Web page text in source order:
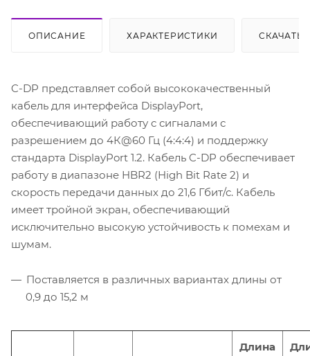
ОПИСАНИЕ ХАРАКТЕРИСТИКИ СКАЧАТЬ
C-DP представляет собой высококачественный
кабель для интерфейса DisplayPort,
обеспечивающий работу с сигналами с
разрешением до 4К@60 Гц (4:4:4) и поддержку
стандарта DisplayPort 1.2. Кабель C-DP обеспечивает
работу в диапазоне HBR2 (High Bit Rate 2) и
скорость передачи данных до 21,6 Гбит/с. Кабель
имеет тройной экран, обеспечивающий
исключительно высокую устойчивость к помехам и
шумам.
Поставляется в различных вариантах длины от
0,9 до 15,2 м
Длина